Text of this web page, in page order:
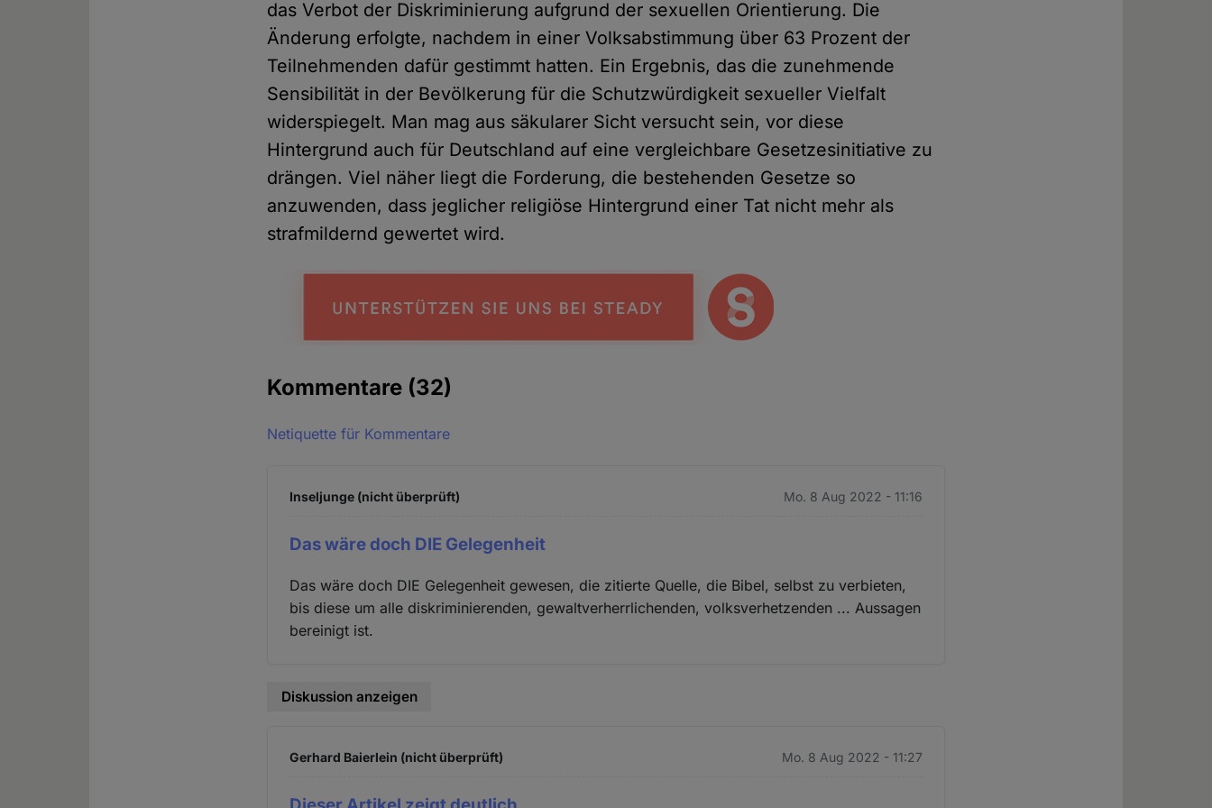
das Verbot der Diskriminierung aufgrund der sexuellen Orientierung. Die
Änderung erfolgte, nachdem in einer Volksabstimmung über 63 Prozent der
Teilnehmenden dafür gestimmt hatten. Ein Ergebnis, das die zunehmende
Sensibilität in der Bevölkerung für die Schutzwürdigkeit sexueller Vielfalt
widerspiegelt. Man mag aus säkularer Sicht versucht sein, vor diese
Hintergrund auch für Deutschland auf eine vergleichbare Gesetzesinitiative zu
drängen. Viel näher liegt die Forderung, die bestehenden Gesetze so
anzuwenden, dass jeglicher religiöse Hintergrund einer Tat nicht mehr als
strafmildernd gewertet wird.
Kommentare (32)
Netiquette für Kommentare
Inseljunge (nicht überprüft) Mo. 8 Aug 2022 - 11:16
Das wäre doch DIE Gelegenheit
Das wäre doch DIE Gelegenheit gewesen, die zitierte Quelle, die Bibel, selbst zu verbieten,
bis diese um alle diskriminierenden, gewaltverherrlichenden, volksverhetzenden ... Aussagen
bereinigt ist.
Diskussion anzeigen
Gerhard Baierlein (nicht überprüft) Mo. 8 Aug 2022 - 11:27